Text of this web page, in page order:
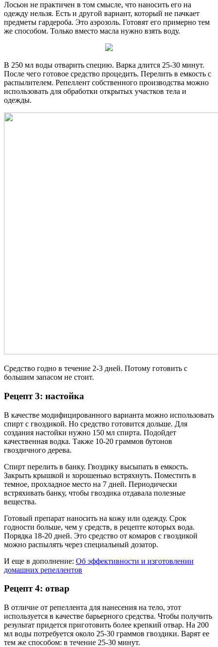
Лосьон не практичен в том смысле, что наносить его на
одежду нельзя. Есть и другой вариант, который не пачкает
предметы гардероба. Это аэрозоль. Готовят его примерно тем
же способом. Только вместо масла нужно взять воду.
В 250 мл воды отварить специю. Варка длится 25-30 минут.
После чего готовое средство процедить. Перелить в емкость с
распылителем. Репеллент собственного производства можно
использовать для обработки открытых участков тела и
одежды.
Средство годно в течение 2-3 дней. Потому готовить с
большим запасом не стоит.
Рецепт 3: настойка
В качестве модифицированного варианта можно использовать
спирт с гвоздикой. Но средство готовится дольше. Для
создания настойки нужно 150 мл спирта. Подойдет
качественная водка. Также 10-20 граммов бутонов
гвоздичного дерева.
Спирт перелить в банку. Гвоздику высыпать в емкость.
Закрыть крышкой и хорошенько встряхнуть. Поместить в
темное, прохладное место на 7 дней. Периодически
встряхивать банку, чтобы гвоздика отдавала полезные
вещества.
Готовый препарат наносить на кожу или одежду. Срок
годности больше, чем у средств, в рецепте которых вода.
Порядка 18-20 дней. Это средство от комаров с гвоздикой
можно распылять через специальный дозатор.
И еще в дополнение: Об эффективности и изготовлении
домашних репеллентов
Рецепт 4: отвар
В отличие от репеллента для нанесения на тело, этот
используется в качестве барьерного средства. Чтобы получить
результат придется приготовить более крепкий отвар. На 200
мл воды потребуется около 25-30 граммов гвоздики. Варят ее
тем же способом: в течение 25-30 минут.